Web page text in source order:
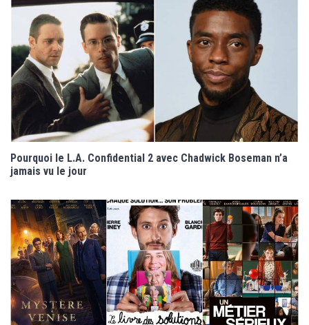
Pourquoi le L.A. Confidential 2 avec Chadwick Boseman n’a
jamais vu le jour